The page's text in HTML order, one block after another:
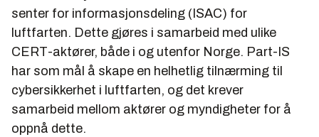
senter for informasjonsdeling (ISAC) for
luftfarten. Dette gjøres i samarbeid med ulike
CERT-aktører, både i og utenfor Norge. Part-IS
har som mål å skape en helhetlig tilnærming til
cybersikkerhet i luftfarten, og det krever
samarbeid mellom aktører og myndigheter for å
oppnå dette.